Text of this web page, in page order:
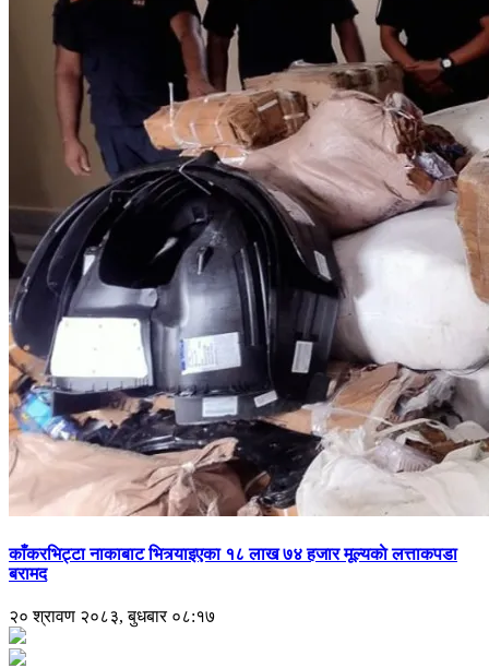
काँकरभिट्टा नाकाबाट भित्र्याइएका १८ लाख ७४ हजार मूल्यकाे लत्ताकपडा
बरामद
२० श्रावण २०८३, बुधबार ०८:१७